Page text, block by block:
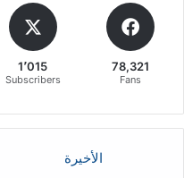
78,321
Fans
1٬015
Subscribers
الأخيرة